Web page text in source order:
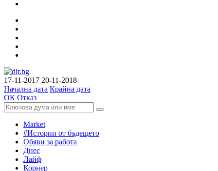
17-11-2017 20-11-2018
Начална дата Крайна дата
ОК Отказ
Market
#Истории от бъдещето
Обяви за работа
Днес
Лайф
Корнер